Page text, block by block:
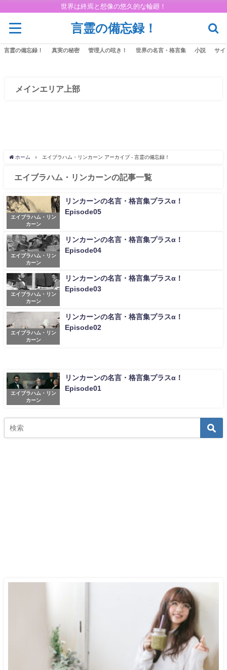
世界は終焉と想像の悠久的な輪廻！
言霊の備忘録！
言霊の備忘録！ 真実の秘密 管理人の呟き！ 世界の名言・格言集 小説 サイ
メインエリア上部
ホーム エイブラハム・リンカーン アーカイブ - 言霊の備忘録！
エイブラハム・リンカーンの記事一覧
エイブラハム・リン
カーン
リンカーンの名言・格言集プラスα！
Episode05
エイブラハム・リン
カーン
リンカーンの名言・格言集プラスα！
Episode04
エイブラハム・リン
カーン
リンカーンの名言・格言集プラスα！
Episode03
エイブラハム・リン
カーン
リンカーンの名言・格言集プラスα！
Episode02
エイブラハム・リン
カーン
リンカーンの名言・格言集プラスα！
Episode01